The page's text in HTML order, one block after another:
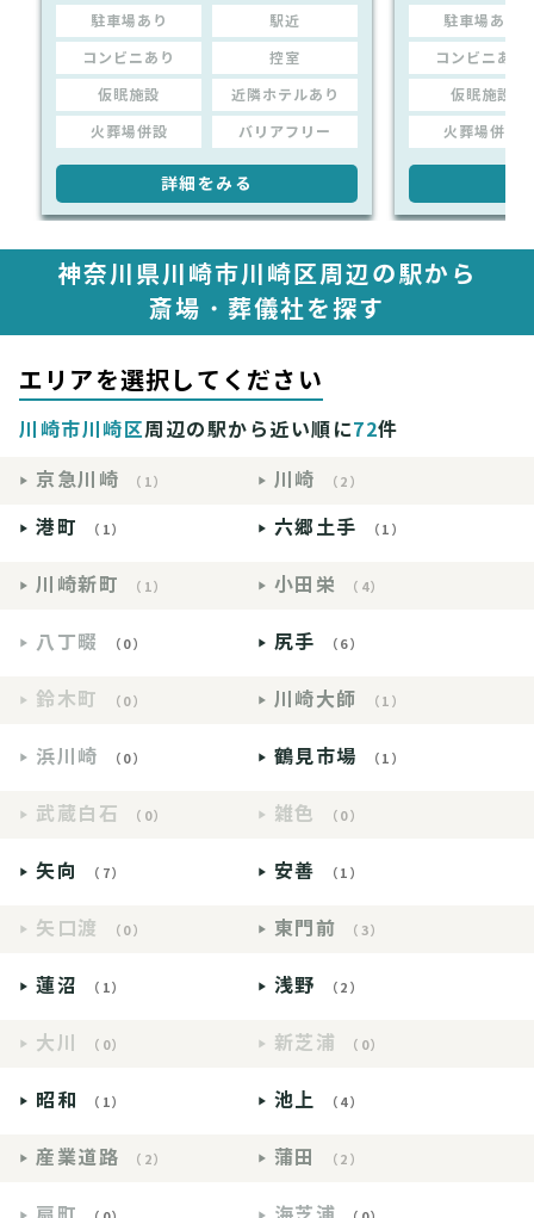
駐車場あり 駅近
コンビニあり 控室
仮眠施設 近隣ホテルあり
火葬場併設 バリアフリー
詳細をみる
駐車場あり
コンビニあり
仮眠施設
火葬場併設
神奈川県川崎市川崎区周辺の駅から
斎場・葬儀社を探す
エリアを選択してください
川崎市川崎区周辺の駅から近い順に72件
京急川崎
（1） 川崎 （2）
港町 （1） 六郷土手 （1）
川崎新町 （1） 小田栄 （4）
八丁畷 （0） 尻手 （6）
鈴木町 （0） 川崎大師 （1）
浜川崎 （0） 鶴見市場 （1）
武蔵白石 （0） 雑色 （0）
矢向 （7） 安善 （1）
矢口渡 （0） 東門前 （3）
蓮沼 （1） 浅野 （2）
大川 （0） 新芝浦 （0）
昭和 （1） 池上 （4）
産業道路 （2） 蒲田 （2）